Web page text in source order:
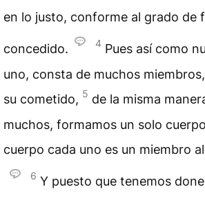
en lo justo, conforme al grado de
concedido. 4 Pues así como
uno, consta de muchos
su cometido, 5 de la misma
muchos, formamos un solo
cuerpo cada uno es un miembro
6 Y puesto que tenemos